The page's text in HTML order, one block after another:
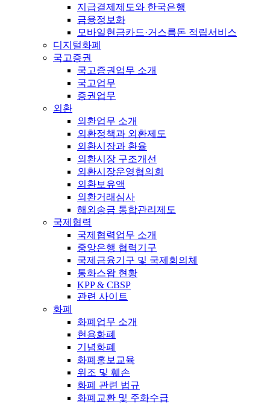
지급결제제도와 한국은행
금융정보화
모바일현금카드·거스름돈 적립서비스
디지털화폐
국고증권
국고증권업무 소개
국고업무
증권업무
외환
외환업무 소개
외환정책과 외환제도
외환시장과 환율
외환시장 구조개선
외환시장운영협의회
외환보유액
외환거래심사
해외송금 통합관리제도
국제협력
국제협력업무 소개
중앙은행 협력기구
국제금융기구 및 국제회의체
통화스왑 현황
KPP & CBSP
관련 사이트
화폐
화폐업무 소개
현용화폐
기념화폐
화폐홍보교육
위조 및 훼손
화폐 관련 법규
화폐교환 및 주화수급